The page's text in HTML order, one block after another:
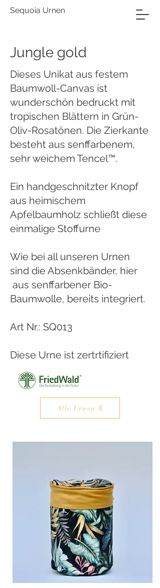
Sequoia Urnen
Jungle gold
Dieses Unikat aus festem
Baumwoll-Canvas ist
wunderschön bedruckt mit
tropischen Blättern in Grün-
Oliv-Rosatönen. Die Zierkante
besteht aus senffarbenem,
sehr weichem Tencel™.
Ein handgeschnitzter Knopf
aus heimischem
Apfelbaumholz schließt diese
einmalige Stoffurne
Wie bei all unseren Urnen
sind die Absenkbänder, hier
aus senffarbener Bio-
Baumwolle, bereits integriert.
Art Nr.: SQ013
Diese Urne ist zertrtifiziert
Alle Urnen